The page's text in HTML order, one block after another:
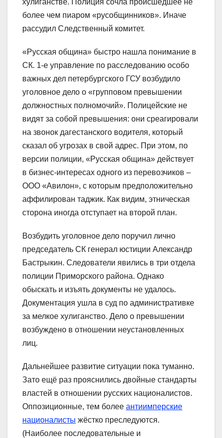
более чем пиаром «русобщинников». Иначе
рассудил Следственный комитет.
«Русская община» быстро нашла понимание в
СК. 1-е управление по расследованию особо
важных дел петербургского ГСУ возбудило
уголовное дело о «групповом превышении
должностных полномочий». Полицейские не
видят за собой превышения: они среагировали
на звонок дагестанского водителя, который
сказал об угрозах в свой адрес. При этом, по
версии полиции, «Русская община» действует
в бизнес-интересах одного из перевозчиков –
ООО «Авилон», с которым предположительно
аффилирован таджик. Как видим, этническая
сторона иногда отступает на второй план.
Возбудить уголовное дело поручил лично
председатель СК генерал юстиции Александр
Бастрыкин. Следователи явились в три отдела
полиции Приморского района. Однако
обыскать и изъять документы не удалось.
Документация ушла в суд по административке
за мелкое хулиганство. Дело о превышении
возбуждено в отношении неустановленных
лиц.
Дальнейшее развитие ситуации пока туманно.
Зато ещё раз прояснились двойные стандарты
властей в отношении русских националистов.
Оппозиционные, тем более антиимперские
националисты жёстко преследуются.
(Наиболее последовательные и